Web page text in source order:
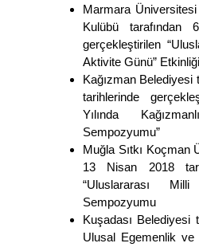
Marmara Üniversitesi
Kulübü tarafından
gerçekleştirilen
Aktivite Günü” Etkinliği
Kağızman Belediyesi
tarihlerinde
Yılında
Sempozyumu”
Muğla Sıtkı Koçman
13 Nisan 2018
“Uluslararası
Sempozyumu
Kuşadası Belediyesi
Ulusal Egemenlik